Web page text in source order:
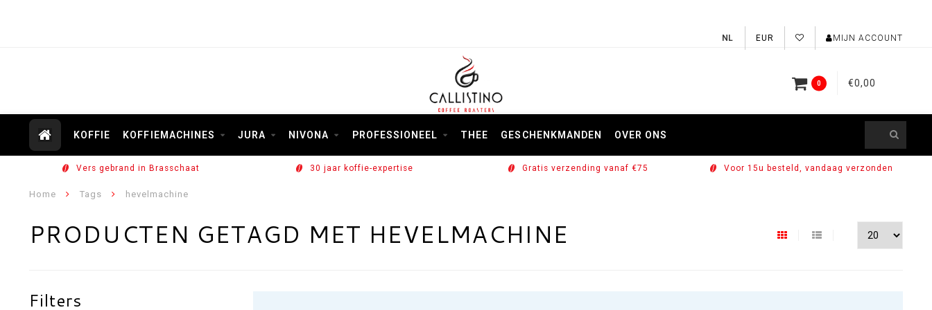
EUR MIJN ACCOUNT
0 €0,00
KOFFIE KOFFIEMACHINES JURA NIVONA PROFESSIONEEL THEE GESCHENKMANDEN OVER ONS
Vers gebrand in Brasschaat 30 jaar koffie-expertise Gratis verzending vanaf €75 Voor 15u besteld, vandaag verzonden
Home Tags hevelmachine
PRODUCTEN GETAGD MET HEVELMACHINE
Filters